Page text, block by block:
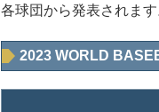
各球団から発表されます
2023 WORLD